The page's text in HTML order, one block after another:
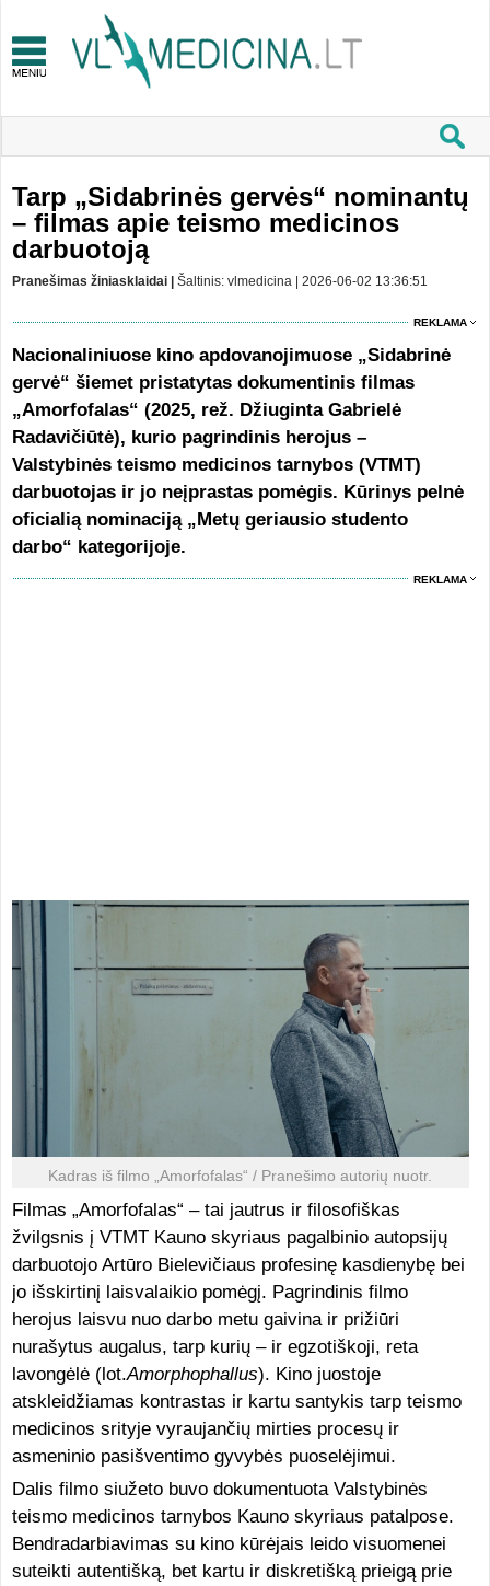
Tarp „Sidabrinės gervės“ nominantų
– filmas apie teismo medicinos
darbuotoją
Pranešimas žiniasklaidai | Šaltinis: vlmedicina | 2026-06-02 13:36:51
REKLAMA
Nacionaliniuose kino apdovanojimuose „Sidabrinė
gervė“ šiemet pristatytas dokumentinis filmas
„Amorfofalas“ (2025, rež. Džiuginta Gabrielė
Radavičiūtė), kurio pagrindinis herojus –
Valstybinės teismo medicinos tarnybos (VTMT)
darbuotojas ir jo neįprastas pomėgis. Kūrinys pelnė
oficialią nominaciją „Metų geriausio studento
darbo“ kategorijoje.
REKLAMA
Kadras iš filmo „Amorfofalas“ / Pranešimo autorių nuotr.
Filmas „Amorfofalas“ – tai jautrus ir filosofiškas
žvilgsnis į VTMT Kauno skyriaus pagalbinio autopsijų
darbuotojo Artūro Bielevičiaus profesinę kasdienybę bei
jo išskirtinį laisvalaikio pomėgį. Pagrindinis filmo
herojus laisvu nuo darbo metu gaivina ir prižiūri
nurašytus augalus, tarp kurių – ir egzotiškoji, reta
lavongėlė (lot.Amorphophallus). Kino juostoje
atskleidžiamas kontrastas ir kartu santykis tarp teismo
medicinos srityje vyraujančių mirties procesų ir
asmeninio pasišventimo gyvybės puoselėjimui.
Dalis filmo siužeto buvo dokumentuota Valstybinės
teismo medicinos tarnybos Kauno skyriaus patalpose.
Bendradarbiavimas su kino kūrėjais leido visuomenei
suteikti autentišką, bet kartu ir diskretišką prieigą prie